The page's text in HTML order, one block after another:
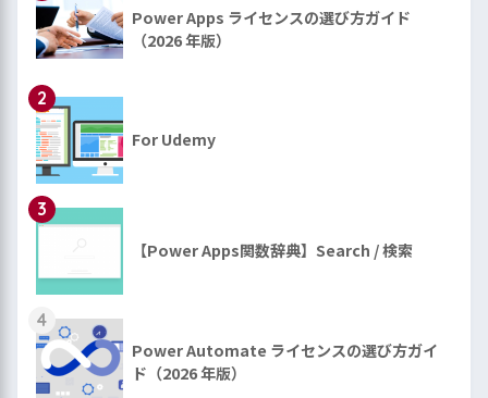
Power Apps ライセンスの選び方ガイド
（2026 年版）
2
For Udemy
3
【Power Apps関数辞典】Search / 検索
4
Power Automate ライセンスの選び方ガイ
ド（2026 年版）